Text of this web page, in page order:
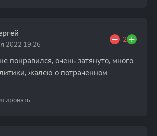
2022 19:26
-2
понравился, очень затянуто, много
жалею о потраченном